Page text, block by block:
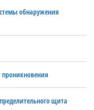
обнаружения
щита